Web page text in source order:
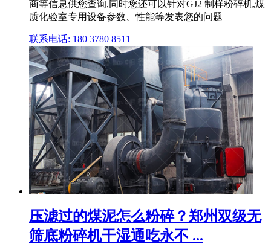
商等信息供您查询,同时您还可以针对GJ2 制样粉碎机,煤
质化验室专用设备参数、性能等发表您的问题
联系电话: 180 3780 8511
压滤过的煤泥怎么粉碎？郑州双级无
筛底粉碎机干湿通吃永不 ...